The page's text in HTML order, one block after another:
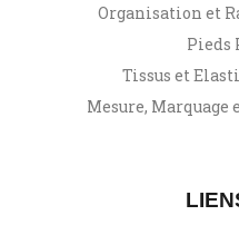
Organisation et
Pieds
Tissus et
Mesure, Marquage